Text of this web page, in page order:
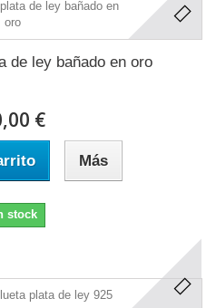
de ley bañado en oro
€
Más
stock